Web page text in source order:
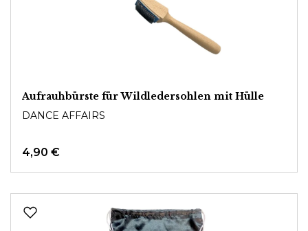
Aufrauhbürste für Wildledersohlen mit Hülle
DANCE AFFAIRS
4,90 €